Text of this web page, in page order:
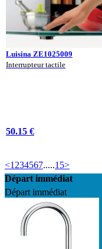
Luisina ZE1025009
Interrupteur tactile
50.15 €
<1 234567.....15>
Départ immédiat
Départ immédiat